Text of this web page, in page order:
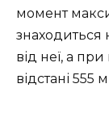
момент
знаходиться
від неї, а
відстані 555